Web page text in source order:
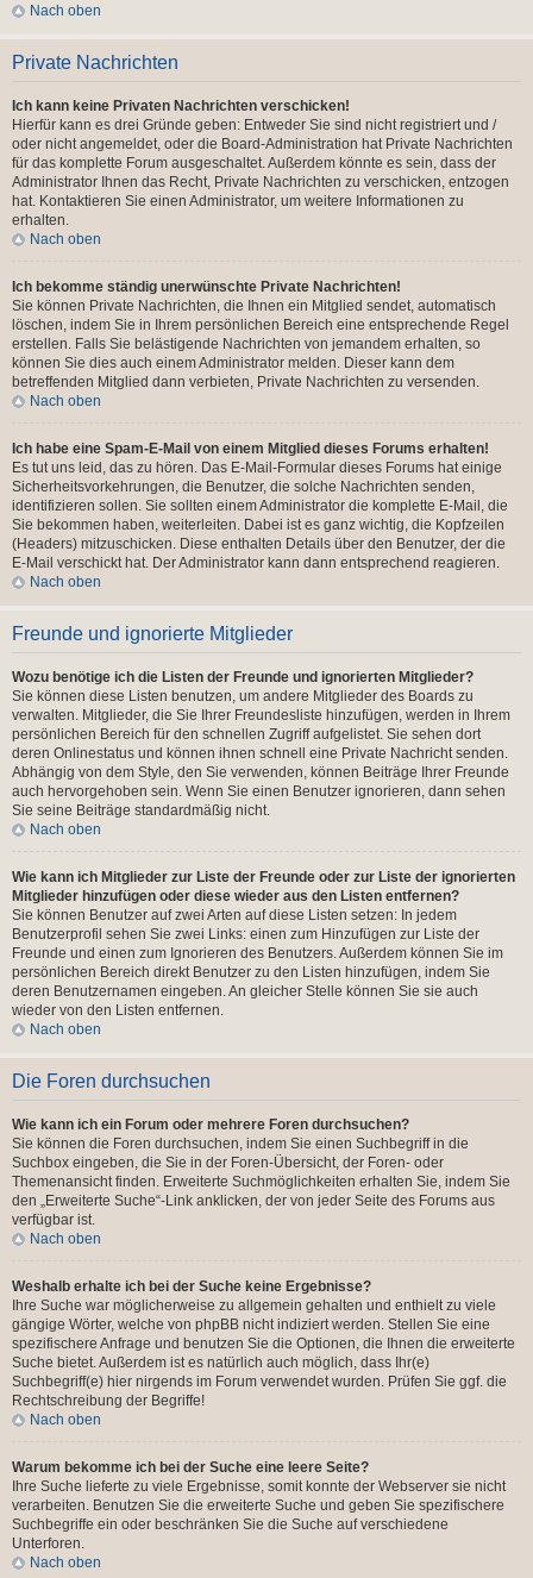
Nach oben
Private Nachrichten
Ich kann keine Privaten Nachrichten verschicken!
Hierfür kann es drei Gründe geben: Entweder Sie sind nicht registriert und /
oder nicht angemeldet, oder die Board-Administration hat Private Nachrichten
für das komplette Forum ausgeschaltet. Außerdem könnte es sein, dass der
Administrator Ihnen das Recht, Private Nachrichten zu verschicken, entzogen
hat. Kontaktieren Sie einen Administrator, um weitere Informationen zu
erhalten.
Nach oben
Ich bekomme ständig unerwünschte Private Nachrichten!
Sie können Private Nachrichten, die Ihnen ein Mitglied sendet, automatisch
löschen, indem Sie in Ihrem persönlichen Bereich eine entsprechende Regel
erstellen. Falls Sie belästigende Nachrichten von jemandem erhalten, so
können Sie dies auch einem Administrator melden. Dieser kann dem
betreffenden Mitglied dann verbieten, Private Nachrichten zu versenden.
Nach oben
Ich habe eine Spam-E-Mail von einem Mitglied dieses Forums erhalten!
Es tut uns leid, das zu hören. Das E-Mail-Formular dieses Forums hat einige
Sicherheitsvorkehrungen, die Benutzer, die solche Nachrichten senden,
identifizieren sollen. Sie sollten einem Administrator die komplette E-Mail, die
Sie bekommen haben, weiterleiten. Dabei ist es ganz wichtig, die Kopfzeilen
(Headers) mitzuschicken. Diese enthalten Details über den Benutzer, der die
E-Mail verschickt hat. Der Administrator kann dann entsprechend reagieren.
Nach oben
Freunde und ignorierte Mitglieder
Wozu benötige ich die Listen der Freunde und ignorierten Mitglieder?
Sie können diese Listen benutzen, um andere Mitglieder des Boards zu
verwalten. Mitglieder, die Sie Ihrer Freundesliste hinzufügen, werden in Ihrem
persönlichen Bereich für den schnellen Zugriff aufgelistet. Sie sehen dort
deren Onlinestatus und können ihnen schnell eine Private Nachricht senden.
Abhängig von dem Style, den Sie verwenden, können Beiträge Ihrer Freunde
auch hervorgehoben sein. Wenn Sie einen Benutzer ignorieren, dann sehen
Sie seine Beiträge standardmäßig nicht.
Nach oben
Wie kann ich Mitglieder zur Liste der Freunde oder zur Liste der ignorierten
Mitglieder hinzufügen oder diese wieder aus den Listen entfernen?
Sie können Benutzer auf zwei Arten auf diese Listen setzen: In jedem
Benutzerprofil sehen Sie zwei Links: einen zum Hinzufügen zur Liste der
Freunde und einen zum Ignorieren des Benutzers. Außerdem können Sie im
persönlichen Bereich direkt Benutzer zu den Listen hinzufügen, indem Sie
deren Benutzernamen eingeben. An gleicher Stelle können Sie sie auch
wieder von den Listen entfernen.
Nach oben
Die Foren durchsuchen
Wie kann ich ein Forum oder mehrere Foren durchsuchen?
Sie können die Foren durchsuchen, indem Sie einen Suchbegriff in die
Suchbox eingeben, die Sie in der Foren-Übersicht, der Foren- oder
Themenansicht finden. Erweiterte Suchmöglichkeiten erhalten Sie, indem Sie
den „Erweiterte Suche“-Link anklicken, der von jeder Seite des Forums aus
verfügbar ist.
Nach oben
Weshalb erhalte ich bei der Suche keine Ergebnisse?
Ihre Suche war möglicherweise zu allgemein gehalten und enthielt zu viele
gängige Wörter, welche von phpBB nicht indiziert werden. Stellen Sie eine
spezifischere Anfrage und benutzen Sie die Optionen, die Ihnen die erweiterte
Suche bietet. Außerdem ist es natürlich auch möglich, dass Ihr(e)
Suchbegriff(e) hier nirgends im Forum verwendet wurden. Prüfen Sie ggf. die
Rechtschreibung der Begriffe!
Nach oben
Warum bekomme ich bei der Suche eine leere Seite?
Ihre Suche lieferte zu viele Ergebnisse, somit konnte der Webserver sie nicht
verarbeiten. Benutzen Sie die erweiterte Suche und geben Sie spezifischere
Suchbegriffe ein oder beschränken Sie die Suche auf verschiedene
Unterforen.
Nach oben